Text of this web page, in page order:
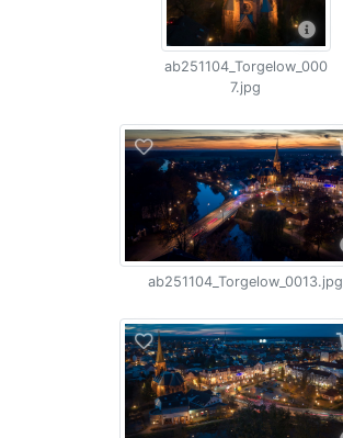
ab251104_Torgelow_000
7.jpg
ab251104_Torgelow_0013.jpg